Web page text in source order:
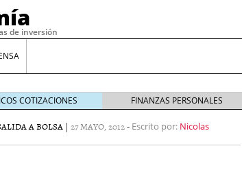
de inversión
COTIZACIONES FINANZAS PERSONALES
A BOLSA | 27 MAYO, 2012- Escrito por: Nicolas